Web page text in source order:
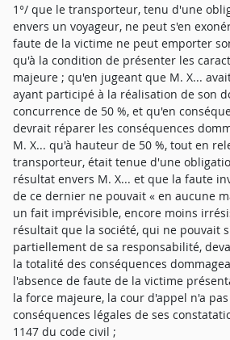
1°/ que le transporteur, tenu d'une
envers un voyageur, ne peut s'en
faute de la victime ne peut emporter
qu'à la condition de présenter les
majeure ; qu'en jugeant que M. X...
ayant participé à la réalisation de son
concurrence de 50 %, et qu'en
devrait réparer les conséquences
M. X... qu'à hauteur de 50 %, tout en
transporteur, était tenue d'une
résultat envers M. X... et que la faute
de ce dernier ne pouvait « en aucune
un fait imprévisible, encore moins
résultait que la société, qui ne pouvait
partiellement de sa responsabilité,
la totalité des conséquences
l'absence de faute de la victime
la force majeure, la cour d'appel n'a
conséquences légales de ses
1147 du code civil ;